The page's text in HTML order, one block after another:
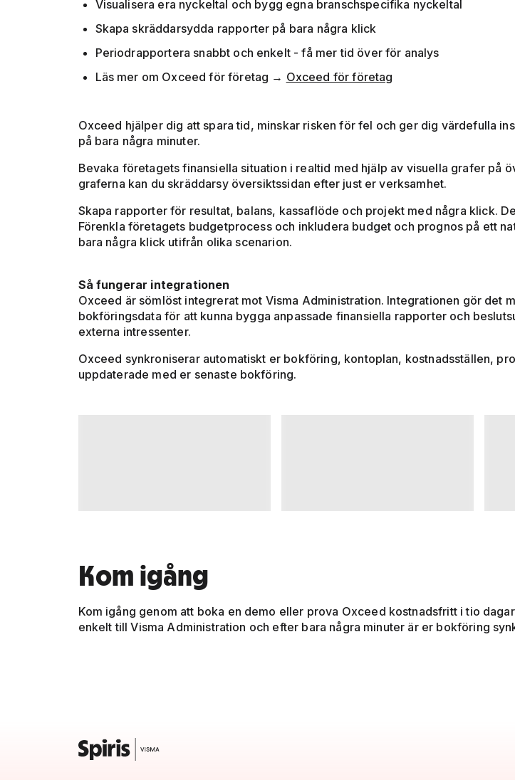
Visualisera era nyckeltal och bygg egna branschspecifika nyckeltal
Skapa skräddarsydda rapporter på bara några klick
Periodrapportera snabbt och enkelt - få mer tid över för analys
Läs mer om Oxceed för företag → Oxceed för företag
Oxceed hjälper dig att spara tid, minskar risken för fel och ger dig värdefulla
på bara några minuter.
Bevaka företagets finansiella situation i realtid med hjälp av visuella grafer på
graferna kan du skräddarsy översiktssidan efter just er verksamhet.
Skapa rapporter för resultat, balans, kassaflöde och projekt med några klick.
Förenkla företagets budgetprocess och inkludera budget och prognos på ett
bara några klick utifrån olika scenarion.
Så fungerar integrationen
Oxceed är sömlöst integrerat mot Visma Administration. Integrationen gör det
bokföringsdata för att kunna bygga anpassade finansiella rapporter och
externa intressenter.
Oxceed synkroniserar automatiskt er bokföring, kontoplan, kostnadsställen,
uppdaterade med er senaste bokföring.
Kom igång
Kom igång genom att boka en demo eller prova Oxceed kostnadsfritt i tio
enkelt till Visma Administration och efter bara några minuter är er bokföring